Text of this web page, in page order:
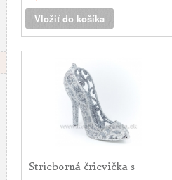
zachytených len 11 kusov :-)
Vložiť do košíka
Strieborná črievička s